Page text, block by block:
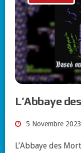
L’Abbaye
5 Novembre 2023
L’Abbaye des